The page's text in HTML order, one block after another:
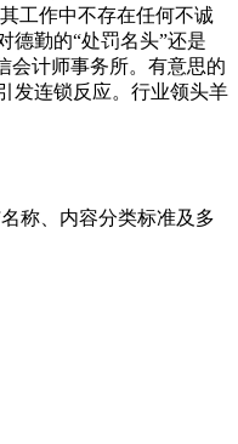
工作中不存在任何不诚
德勤的“处罚名头”还是
会计师事务所。有意思的
发连锁反应。行业领头羊
称、内容分类标准及多